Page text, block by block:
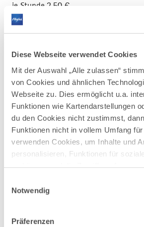
Diese Webseite verwendet Cookies
Mit der Auswahl „Alle zulassen“
von Cookies und ähnlichen
Webseite zu. Dies ermöglicht u.a.
Funktionen wie Kartendarstellungen
du den Cookies nicht zustimmst,
Funktionen nicht in vollem Umfang
verwenden Cookies, um Inhalte und
personalisieren, Funktionen für
deiner Verwendung unserer Website
möglicherweise mit weiteren Daten
Notwendig
Präferenzen
je Stunde 2,50 €
Tag 25 €
Vergünstigter Nachttarif 20 - 6 Uhr, je
gesamt 35 €
Übernachtung!
Bezahlung mit Münzgeld oder Karte
Karte, Visa, Kreditkarte etc.) und
(Google-Pay und Apple-Pay) möglich
Busparkplatz: Nein
Behindertenparkplätze: Ja
Aktuelle Auslastung siehe: